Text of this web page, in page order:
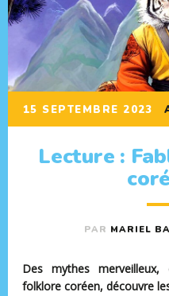
15 SEPTEMBRE 2023
Lecture :
PAR MARIEL
Des mythes
folklore coréen, découvre